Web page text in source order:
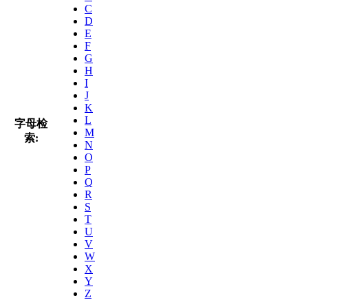
字母检
索:
C
D
E
F
G
H
I
J
K
L
M
N
O
P
Q
R
S
T
U
V
W
X
Y
Z